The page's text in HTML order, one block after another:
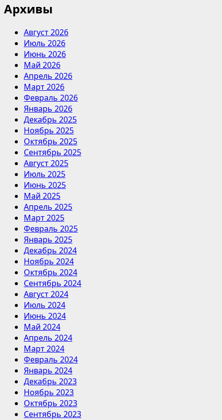
Архивы
Август 2026
Июль 2026
Июнь 2026
Май 2026
Апрель 2026
Март 2026
Февраль 2026
Январь 2026
Декабрь 2025
Ноябрь 2025
Октябрь 2025
Сентябрь 2025
Август 2025
Июль 2025
Июнь 2025
Май 2025
Апрель 2025
Март 2025
Февраль 2025
Январь 2025
Декабрь 2024
Ноябрь 2024
Октябрь 2024
Сентябрь 2024
Август 2024
Июль 2024
Июнь 2024
Май 2024
Апрель 2024
Март 2024
Февраль 2024
Январь 2024
Декабрь 2023
Ноябрь 2023
Октябрь 2023
Сентябрь 2023